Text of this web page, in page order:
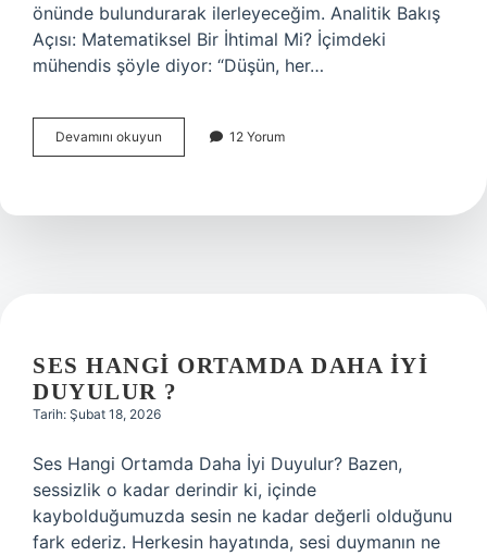
önünde bulundurarak ilerleyeceğim. Analitik Bakış
Açısı: Matematiksel Bir İhtimal Mi? İçimdeki
mühendis şöyle diyor: “Düşün, her…
Devamını okuyun
edilen
affedilir
12 Yorum
SES HANGI ORTAMDA DAHA IYI
DUYULUR ?
Tarih: Şubat 18, 2026
Ses Hangi Ortamda Daha İyi Duyulur? Bazen,
sessizlik o kadar derindir ki, içinde
kaybolduğumuzda sesin ne kadar değerli olduğunu
fark ederiz. Herkesin hayatında, sesi duymanın ne